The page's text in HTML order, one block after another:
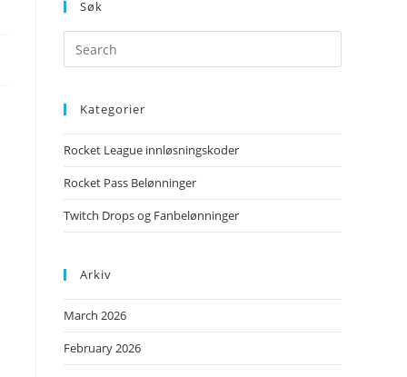
Søk
Kategorier
Rocket League innløsningskoder
Rocket Pass Belønninger
Twitch Drops og Fanbelønninger
Arkiv
March 2026
February 2026